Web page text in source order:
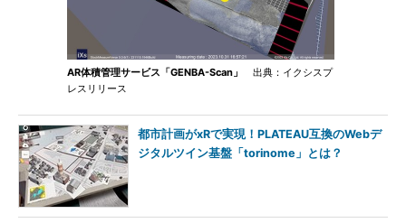
AR体積管理サービス「GENBA-Scan」
出典：イクシスプ
レスリリース
都市計画がxRで実現！PLATEAU互換のWebデ
ジタルツイン基盤「torinome」とは？